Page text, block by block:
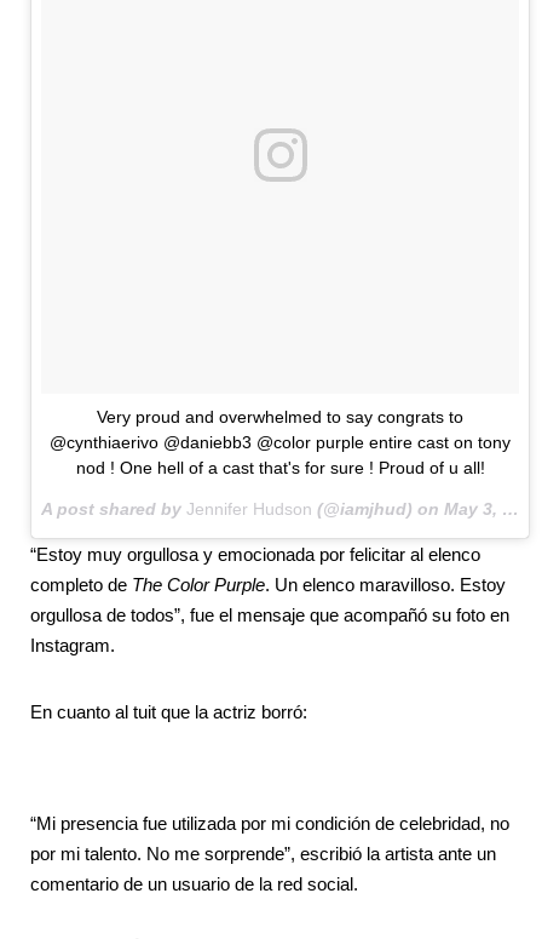
Very proud and overwhelmed to say congrats to
@cynthiaerivo @daniebb3 @color purple entire cast on tony
nod ! One hell of a cast that's for sure ! Proud of u all!
A post shared by Jennifer Hudson (@iamjhud) on May 3, 2016 at 9:26am PDT
“Estoy muy orgullosa y emocionada por felicitar al elenco
completo de The Color Purple. Un elenco maravilloso. Estoy
orgullosa de todos”, fue el mensaje que acompañó su foto en
Instagram.
En cuanto al tuit que la actriz borró:
“Mi presencia fue utilizada por mi condición de celebridad, no
por mi talento. No me sorprende”, escribió la artista ante un
comentario de un usuario de la red social.